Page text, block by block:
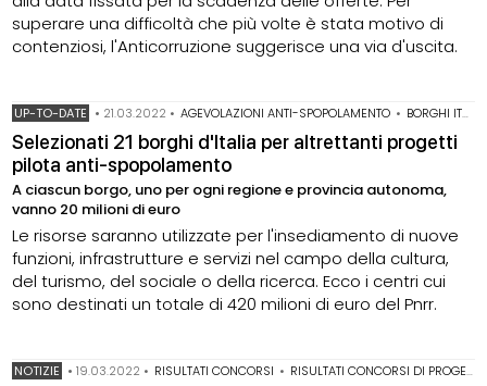
superare una difficoltà che più volte è stata motivo di
contenziosi, l'Anticorruzione suggerisce una via d'uscita.
UP-TO-DATE • 21.03.2022 • AGEVOLAZIONI ANTI-SPOPOLAMENTO • BORGHI ITALIANI
Selezionati 21 borghi d'Italia per altrettanti progetti
pilota anti-spopolamento
A ciascun borgo, uno per ogni regione e provincia autonoma,
vanno 20 milioni di euro
Le risorse saranno utilizzate per l'insediamento di nuove
funzioni, infrastrutture e servizi nel campo della cultura,
del turismo, del sociale o della ricerca. Ecco i centri cui
sono destinati un totale di 420 milioni di euro del Pnrr.
NOTIZIE •19.03.2022 • RISULTATI CONCORSI • RISULTATI CONCORSI DI PROGETTAZIONE